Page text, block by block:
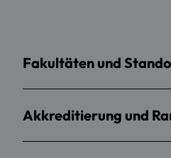
Fakultäten und
Akkreditierung und